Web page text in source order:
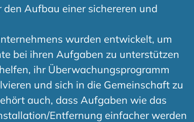
Aufbau einer sichereren und
wurden entwickelt, um
bei ihren Aufgaben zu unterstützen
ihr Überwachungsprogramm
und sich in die Gemeinschaft zu
auch, dass Aufgaben wie das
Entfernung einfacher werden